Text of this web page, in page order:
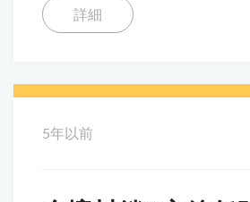
詳細
5年以前